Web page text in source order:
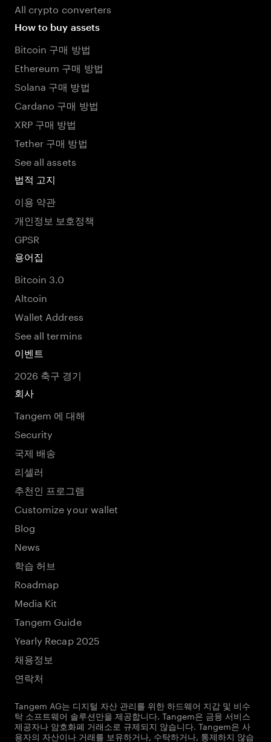
All crypto converters
How to buy assets
Bitcoin 구매 방법
Ethereum 구매 방법
Solana 구매 방법
Cardano 구매 방법
XRP 구매 방법
Tether 구매 방법
See all assets
법적 고지
이용 약관
개인정보 보호정책
GPSR
용어집
Bitcoin 3.0
Altcoin
Wallet Address
See all termins
이벤트
2026 축구 경기
회사
Tangem 에 대해
Security
국제 배송
리셀러
추천인 프로그램
Customize your wallet
Blog
News
학습 허브
Roadmap
Media Kit
Tangem Guide
Yearly Recap 2025
채용정보
연락처
Tangem AG는 디지털 자산 관리를 위한 하드웨어 지갑 및 비수
탁 소프트웨어 솔루션만을 제공합니다. Tangem은 금융 서비스
제공자나 암호화폐 거래소로 규제되지 않습니다. Tangem은 사
용자의 자산이나 거래를 보유하거나, 수탁하거나, 통제하지 않습